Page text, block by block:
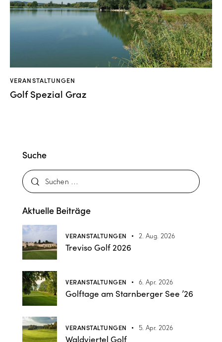
VERANSTALTUNGEN
Golf Spezial Graz
Suche
Aktuelle Beiträge
VERANSTALTUNGEN 2. Aug. 2026
Treviso Golf 2026
VERANSTALTUNGEN 6. Apr. 2026
Golftage am Starnberger See ’26
VERANSTALTUNGEN 5. Apr. 2026
Waldviertel Golf